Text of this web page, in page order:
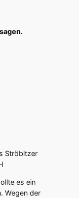
Ströbitzer
es ein
Wegen der